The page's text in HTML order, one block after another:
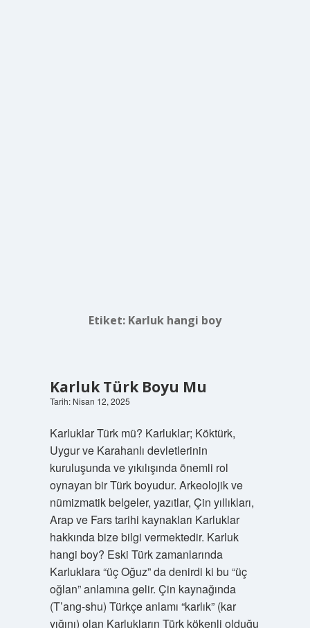
Etiket: Karluk hangi boy
Karluk Türk Boyu Mu
Tarih: Nisan 12, 2025
Karluklar Türk mü? Karluklar; Köktürk,
Uygur ve Karahanlı devletlerinin
kuruluşunda ve yıkılışında önemli rol
oynayan bir Türk boyudur. Arkeolojik ve
nümizmatik belgeler, yazıtlar, Çin yıllıkları,
Arap ve Fars tarihi kaynakları Karluklar
hakkında bize bilgi vermektedir. Karluk
hangi boy? Eski Türk zamanlarında
Karluklara “üç Oğuz” da denirdi ki bu “üç
oğlan” anlamına gelir. Çin kaynağında
(T’ang-shu) Türkçe anlamı “karlık” (kar
yığını) olan Karlukların Türk kökenli olduğu